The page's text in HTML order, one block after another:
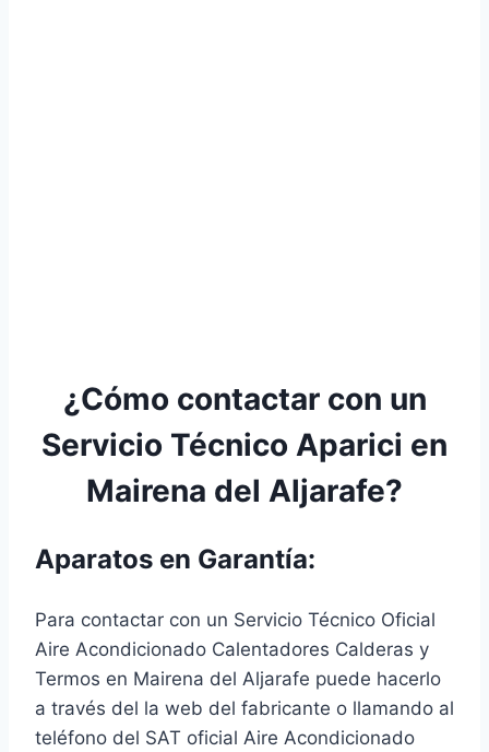
¿Cómo contactar con un
Servicio Técnico Aparici en
Mairena del Aljarafe?
Aparatos en Garantía:
Para contactar con un Servicio Técnico Oficial
Aire Acondicionado Calentadores Calderas y
Termos en Mairena del Aljarafe puede hacerlo
a través del la web del fabricante o llamando al
teléfono del SAT oficial Aire Acondicionado